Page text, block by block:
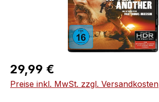
Regulärer Preis:
29,99 €
Preise inkl. MwSt. zzgl. Versandkosten